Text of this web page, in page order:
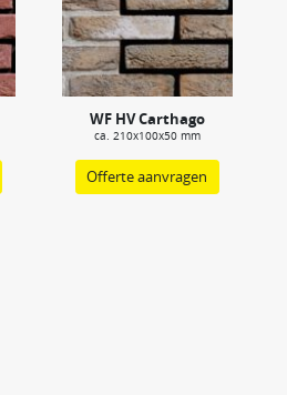
WF HV Carthago
ca. 210x100x50 mm
Offerte aanvragen